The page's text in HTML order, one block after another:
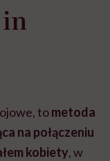
tometoda
na połączeniu
kobiety, w